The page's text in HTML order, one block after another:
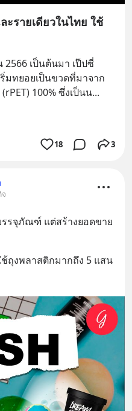
ะรายเดียวในไทย ใช้
2566 เป็นต้นมา เป๊ปซี่
มทยอยเป็นขวดที่มาจาก
100% ซึ่งเป็นน
18 3
รรจุภัณฑ์ แต่สร้างยอดขาย
ถุงพลาสติกมากถึง 5 แสน